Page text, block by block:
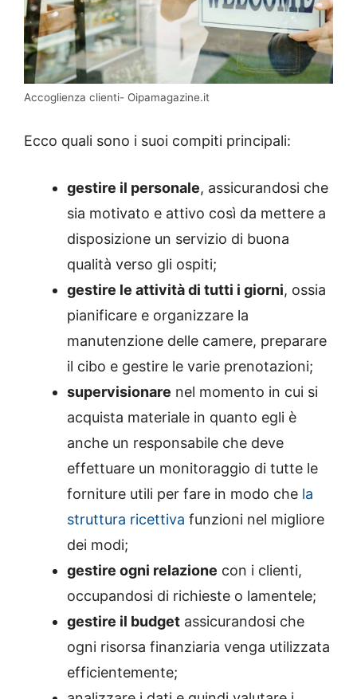
Accoglienza clienti- Oipamagazine.it
Ecco quali sono i suoi compiti principali:
gestire il personale, assicurandosi che
sia motivato e attivo così da mettere a
disposizione un servizio di buona
qualità verso gli ospiti;
gestire le attività di tutti i giorni, ossia
pianificare e organizzare la
manutenzione delle camere, preparare
il cibo e gestire le varie prenotazioni;
supervisionare nel momento in cui si
acquista materiale in quanto egli è
anche un responsabile che deve
effettuare un monitoraggio di tutte le
forniture utili per fare in modo che la
struttura ricettiva funzioni nel migliore
dei modi;
gestire ogni relazione con i clienti,
occupandosi di richieste o lamentele;
gestire il budget assicurandosi che
ogni risorsa finanziaria venga utilizzata
efficientemente;